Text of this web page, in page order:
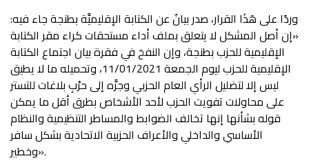
وردًا على هَذَا القرار، صدر بيانٌ عن الكتابة الإقليميَّة بطنجة جاء فيه:
«إن أصل المشكل لا يتعلق بملف أداء مستحقات كراء مقر الكتابة
الإقليمية للحزب بطنجة، وإن النفخ في فقرة بيان اجتماع الكتابة
الإقليمية للحزب ليوم الجمعة 11/01/2021، وتحميله ما لا يطيق
ليس إلا لتضليل الرأي العام الحزبي وجرَّه إلى حرْبِ بلاغات للتستر
على محاولات تفويت الحزب لأحد الأشخاص بطرق أقل ما يمكن
قوله بشأنها إنها تخالف الضوابط والمساطر التنظيمية والنظام
الأساسي والداخلي والأعراف الحزبية الاتحادية بشكل سافر
وخطير».